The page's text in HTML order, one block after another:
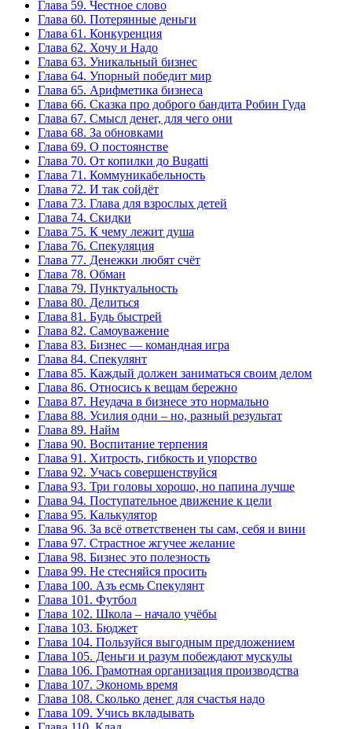
Глава 59. Честное слово
Глава 60. Потерянные деньги
Глава 61. Конкуренция
Глава 62. Хочу и Надо
Глава 63. Уникальный бизнес
Глава 64. Упорный победит мир
Глава 65. Арифметика бизнеса
Глава 66. Сказка про доброго бандита Робин Гуда
Глава 67. Смысл денег, для чего они
Глава 68. За обновками
Глава 69. О постоянстве
Глава 70. От копилки до Bugatti
Глава 71. Коммуникабельность
Глава 72. И так сойдёт
Глава 73. Глава для взрослых детей
Глава 74. Скидки
Глава 75. К чему лежит душа
Глава 76. Спекуляция
Глава 77. Денежки любят счёт
Глава 78. Обман
Глава 79. Пунктуальность
Глава 80. Делиться
Глава 81. Будь быстрей
Глава 82. Самоуважение
Глава 83. Бизнес — командная игра
Глава 84. Спекулянт
Глава 85. Каждый должен заниматься своим делом
Глава 86. Относись к вещам бережно
Глава 87. Неудача в бизнесе это нормально
Глава 88. Усилия одни – но, разный результат
Глава 89. Найм
Глава 90. Воспитание терпения
Глава 91. Хитрость, гибкость и упорство
Глава 92. Учась совершенствуйся
Глава 93. Три головы хорошо, но папина лучше
Глава 94. Поступательное движение к цели
Глава 95. Калькулятор
Глава 96. За всё ответственен ты сам, себя и вини
Глава 97. Страстное жгучее желание
Глава 98. Бизнес это полезность
Глава 99. Не стесняйся просить
Глава 100. Азъ есмь Спекулянт
Глава 101. Футбол
Глава 102. Школа – начало учёбы
Глава 103. Бюджет
Глава 104. Пользуйся выгодным предложением
Глава 105. Деньги и разум побеждают мускулы
Глава 106. Грамотная организация производства
Глава 107. Экономь время
Глава 108. Сколько денег для счастья надо
Глава 109. Учись вкладывать